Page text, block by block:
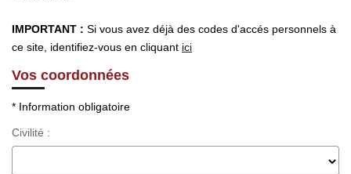
IMPORTANT : Si vous avez déjà des codes d'accés personnels à
ce site, identifiez-vous en cliquant ici
Vos coordonnées
* Information obligatoire
Civilité :